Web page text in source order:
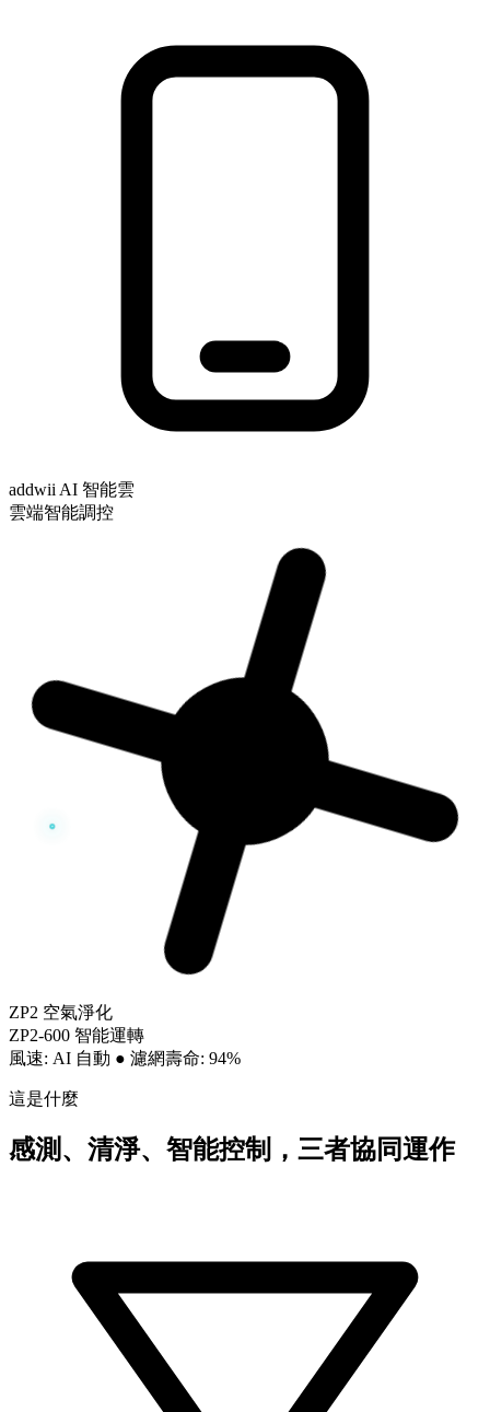
addwii AI 智能雲
雲端智能調控
ZP2 空氣淨化
ZP2-600 智能運轉
風速: AI 自動 ● 濾網壽命: 94%
這是什麼
感測、清淨、智能控制，三者協同運作